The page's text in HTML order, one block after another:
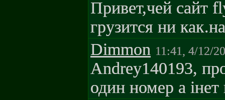
Привет,чей сайт
грузится ни
Dimmon 11:41, 4/12/
Andrey140193,
один номер а